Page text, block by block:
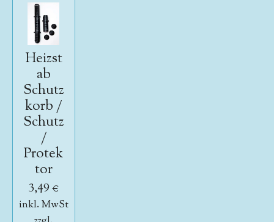
Heizst
ab
Schutz
korb /
Schutz
/
Protek
tor
3,49 €
inkl. MwSt